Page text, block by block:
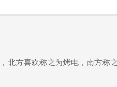
方喜欢称之为烤电，南方称